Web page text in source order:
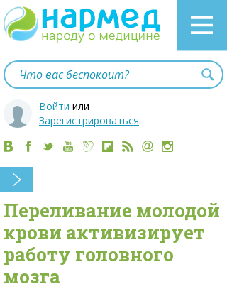
Войти или
Зарегистрироваться
Переливание молодой
крови активизирует
работу головного
мозга